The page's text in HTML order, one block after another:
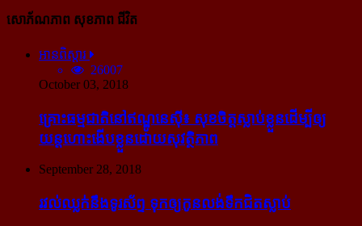
សោភ័ណភាព សុខភាព ជីវិត
អានពិស្ដារ
26007
October 03, 2018
គ្រោះធម្មជាតិនៅឥណ្ឌូនេស៊ី៖ សុខចិត្ត​ស្លាប់​ខ្លួន​ដើម្បី​ឲ្យ​
យន្ដហោះ​ងើប​ខ្លួន​ដោយ​សុវត្ថិភាព
September 28, 2018
រវល់​ឈ្លក់​នឹង​ទូរស័ព្ទ ទុក​ឲ្យ​កូន​លង់​ទឹក​ជិត​ស្លាប់